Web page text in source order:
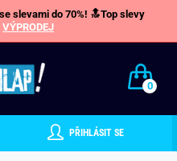
slevami do 70%! 🔝Top slevy
VÝPRODEJ
0
PŘIHLÁSIT SE